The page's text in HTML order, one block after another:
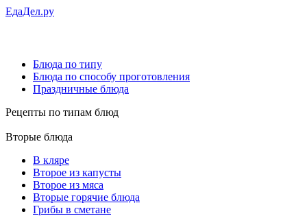
ЕдаДел.ру
Блюда по типу
Блюда по способу проготовления
Праздничные блюда
Рецепты по типам блюд
Вторые блюда
В кляре
Второе из капусты
Второе из мяса
Вторые горячие блюда
Грибы в сметане